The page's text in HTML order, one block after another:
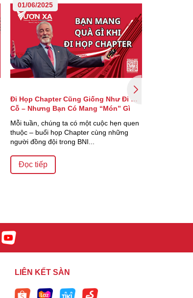
01/06/2025
Đi Họp Chapter Cũng Giống Như Đi Ăn
Cỗ – Nhưng Bạn Có Mang “Món” Gì
Mỗi tuần, chúng ta có một cuộc hẹn quen
thuộc – buổi họp Chapter cùng những
người đồng đội trong BNI...
Đọc tiếp
LIÊN KẾT SÀN